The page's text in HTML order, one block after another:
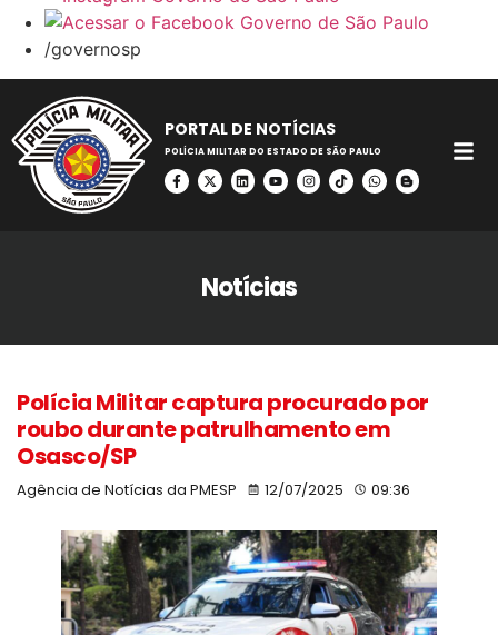
/governosp
PORTAL DE NOTÍCIAS
POLÍCIA MILITAR DO ESTADO DE SÃO PAULO
Notícias
Polícia Militar captura procurado por
roubo durante patrulhamento em
Osasco/SP
Agência de Notícias da PMESP 12/07/2025 09:36